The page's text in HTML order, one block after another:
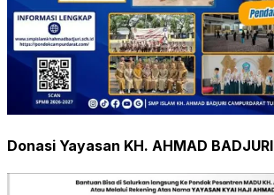
Donasi Yayasan KH. AHMAD BADJURI